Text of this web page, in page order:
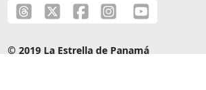
© 2019 La Estrella de Panamá